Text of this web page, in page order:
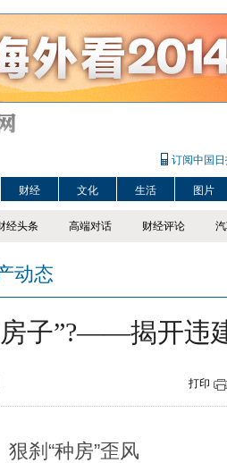
订阅中国
财经 文化 生活 图片
经头条 高端对话 财经评论
动态
子”?——揭开违
打印
刹“种房”歪风